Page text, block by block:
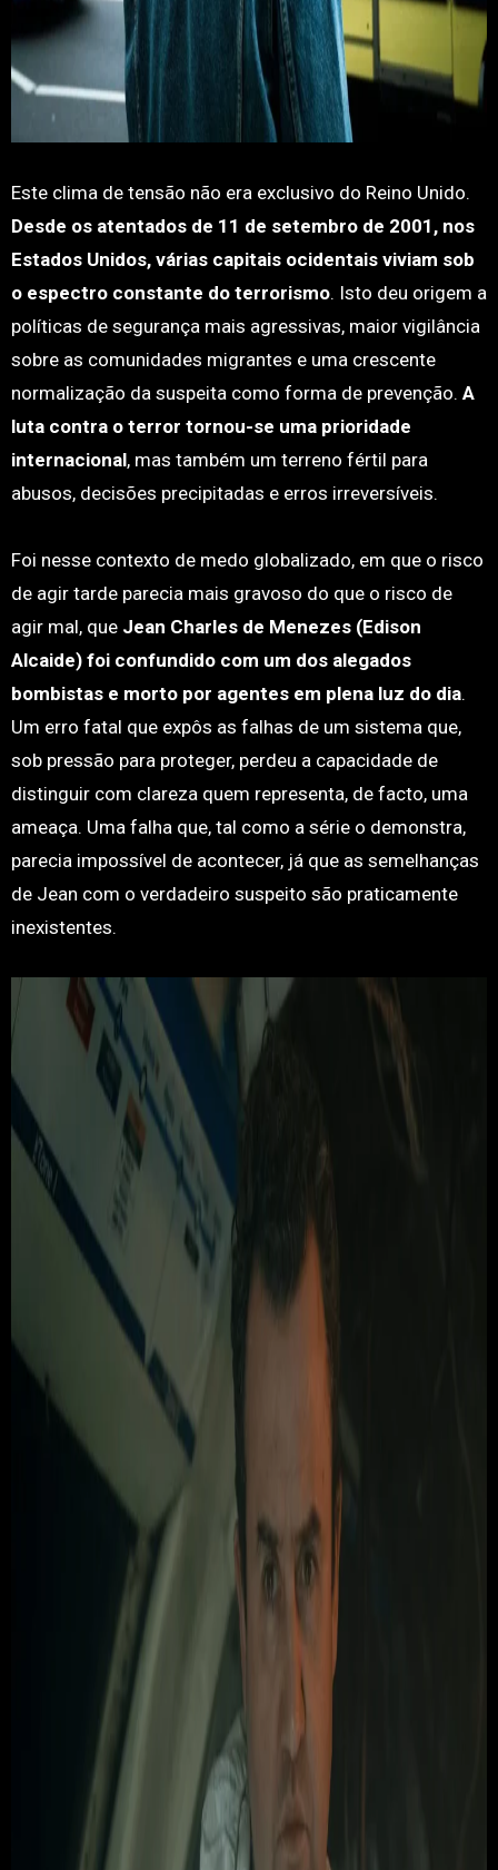
Este clima de tensão não era exclusivo do Reino Unido.
Desde os atentados de 11 de setembro de 2001, nos
Estados Unidos, várias capitais ocidentais viviam sob
o espectro constante do terrorismo. Isto deu origem a
políticas de segurança mais agressivas, maior vigilância
sobre as comunidades migrantes e uma crescente
normalização da suspeita como forma de prevenção. A
luta contra o terror tornou-se uma prioridade
internacional, mas também um terreno fértil para
abusos, decisões precipitadas e erros irreversíveis.
Foi nesse contexto de medo globalizado, em que o risco
de agir tarde parecia mais gravoso do que o risco de
agir mal, que Jean Charles de Menezes (Edison
Alcaide) foi confundido com um dos alegados
bombistas e morto por agentes em plena luz do dia.
Um erro fatal que expôs as falhas de um sistema que,
sob pressão para proteger, perdeu a capacidade de
distinguir com clareza quem representa, de facto, uma
ameaça. Uma falha que, tal como a série o demonstra,
parecia impossível de acontecer, já que as semelhanças
de Jean com o verdadeiro suspeito são praticamente
inexistentes.